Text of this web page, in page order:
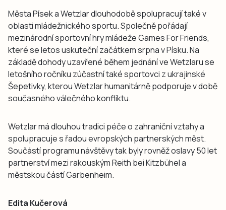
Města Písek a Wetzlar dlouhodobě spolupracují také v
oblasti mládežnického sportu. Společně pořádají
mezinárodní sportovní hry mládeže Games For Friends,
které se letos uskuteční začátkem srpna v Písku. Na
základě dohody uzavřené během jednání ve Wetzlaru se
letošního ročníku zúčastní také sportovci z ukrajinské
Šepetivky, kterou Wetzlar humanitárně podporuje v době
současného válečného konfliktu.
Wetzlar má dlouhou tradici péče o zahraniční vztahy a
spolupracuje s řadou evropských partnerských měst.
Součástí programu návštěvy tak byly rovněž oslavy 50 let
partnerství mezi rakouským Reith bei Kitzbühel a
městskou částí Garbenheim.
Edita Kučerová